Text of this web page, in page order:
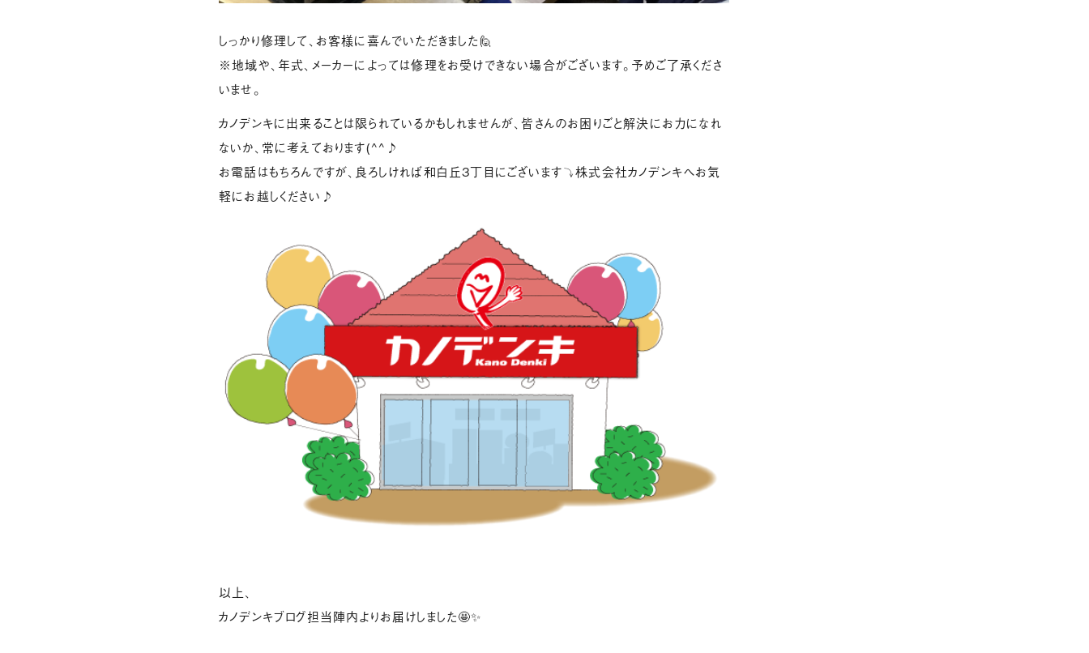
しっかり修理して、お客様に喜んでいただきました🙋
※地域や、年式、メーカーによっては修理をお受けできない場合がございます。予めご了承くださ
いませ。
カノデンキに出来ることは限られているかもしれませんが、皆さんのお困りごと解決にお力になれ
ないか、常に考えております(^^♪
お電話はもちろんですが、良ろしければ和白丘3丁目にございます⤵株式会社カノデンキへお気
軽にお越しください♪
以上、
カノデンキブログ担当陣内よりお届けしました🤩✨